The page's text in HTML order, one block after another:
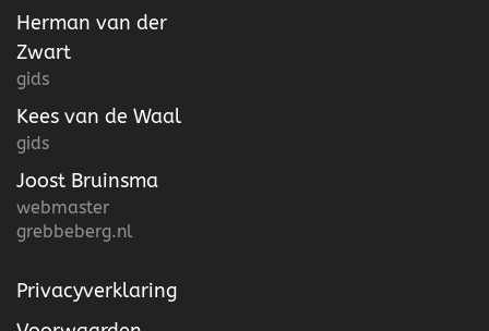
Herman van der
Zwart
gids
Kees van de Waal
gids
Joost Bruinsma
webmaster
grebbeberg.nl
Privacyverklaring